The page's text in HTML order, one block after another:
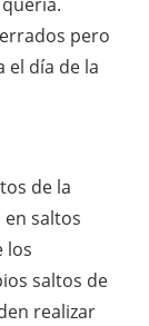
pero
el día de la
de la
saltos
los
saltos de
realizar